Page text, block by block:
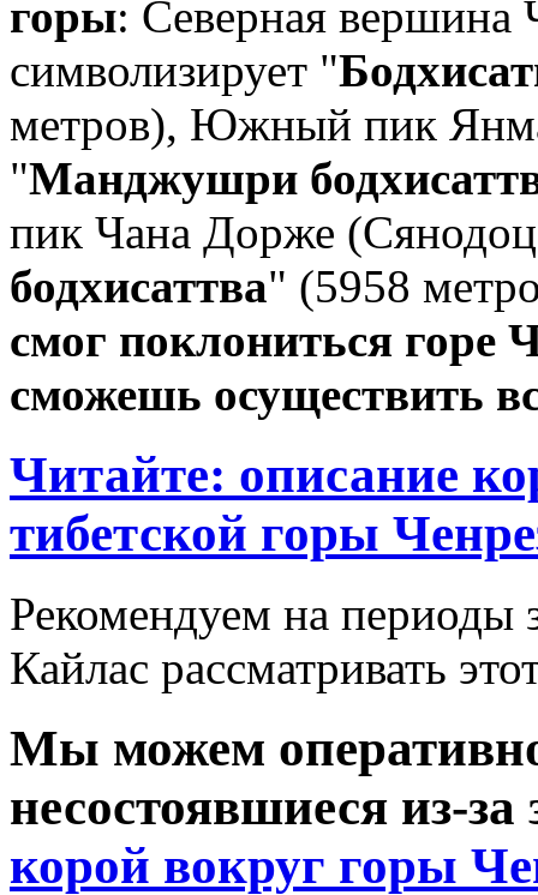
горы: Северная
символизирует "
метров), Южный пик
"Манджушри
пик Чана Дорже
бодхисаттва" (5958
смог поклониться горе
сможешь осуществить
Читайте: описание
тибетской горы
Рекомендуем на
Кайлас рассматривать
Мы можем
несостоявшиеся из-
корой вокруг горы